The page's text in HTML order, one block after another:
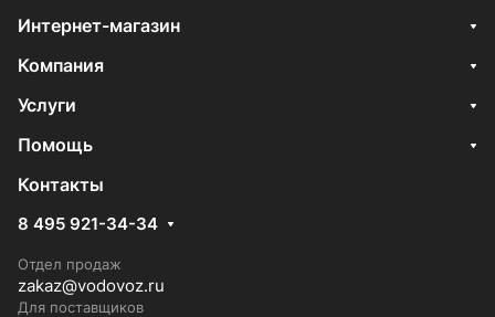
Интернет-магазин
Компания
Услуги
Помощь
Контакты
8 495 921-34-34
Отдел продаж
zakaz@vodovoz.ru
Для поставщиков